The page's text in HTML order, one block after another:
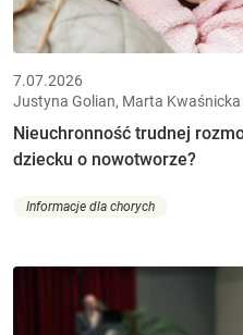
7.07.2026
Justyna Golian, Marta Kwaśnicka
Nieuchronność trudnej
dziecku o nowotworze?
Informacje dla chorych